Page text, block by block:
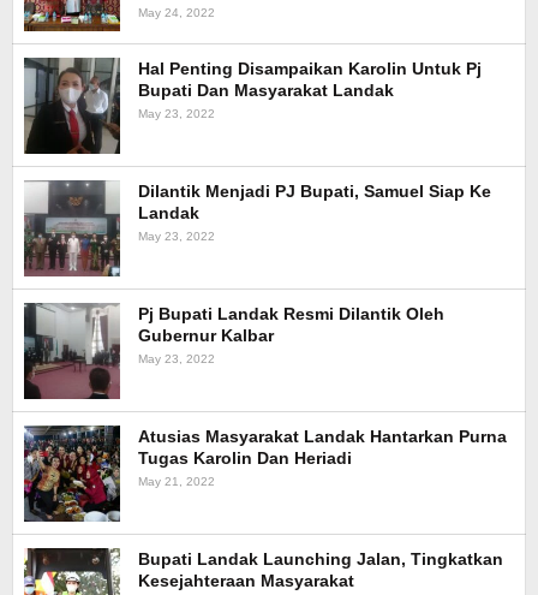
May 24, 2022
Hal Penting Disampaikan Karolin Untuk Pj
Bupati Dan Masyarakat Landak
May 23, 2022
Dilantik Menjadi PJ Bupati, Samuel Siap Ke
Landak
May 23, 2022
Pj Bupati Landak Resmi Dilantik Oleh
Gubernur Kalbar
May 23, 2022
Atusias Masyarakat Landak Hantarkan Purna
Tugas Karolin Dan Heriadi
May 21, 2022
Bupati Landak Launching Jalan, Tingkatkan
Kesejahteraan Masyarakat